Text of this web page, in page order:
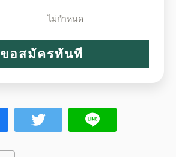
ไม่กำหนด
ขอสมัครทันที